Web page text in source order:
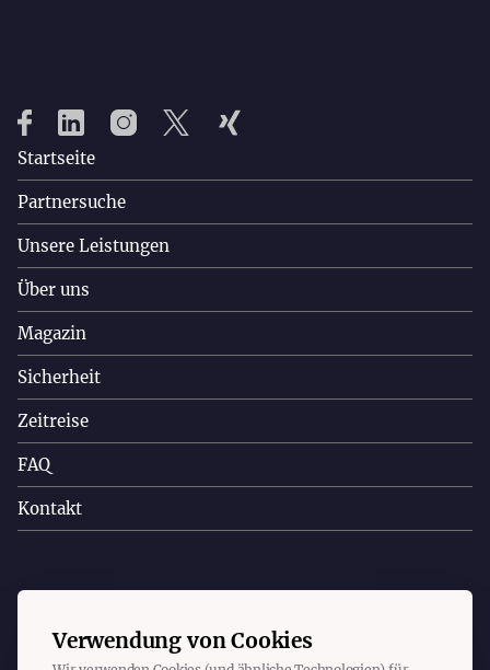
Startseite
Partnersuche
Unsere Leistungen
Über uns
Magazin
Sicherheit
Zeitreise
FAQ
Kontakt
Copyright © 2025 Christa Appelt. Alle Rechte vorbehalten.
Verwendung von Cookies